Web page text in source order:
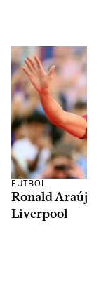
FÚTBOL
Ronald Araújo
Liverpool